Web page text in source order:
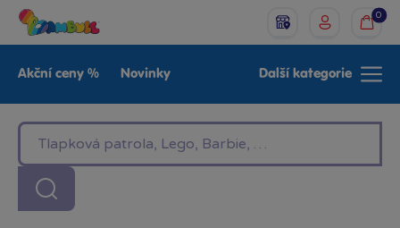
0
Akční ceny % Novinky
LEGO®
Další kategorie